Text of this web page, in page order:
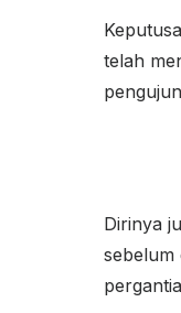
telah
Dirinya
sebelum